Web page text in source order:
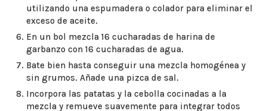
utilizando una espumadera o colador para eliminar el
exceso de aceite.
En un bol mezcla 16 cucharadas de harina de
garbanzo con 16 cucharadas de agua.
Bate bien hasta conseguir una mezcla homogénea y
sin grumos. Añade una pizca de sal.
Incorpora las patatas y la cebolla cocinadas a la
mezcla y remueve suavemente para integrar todos